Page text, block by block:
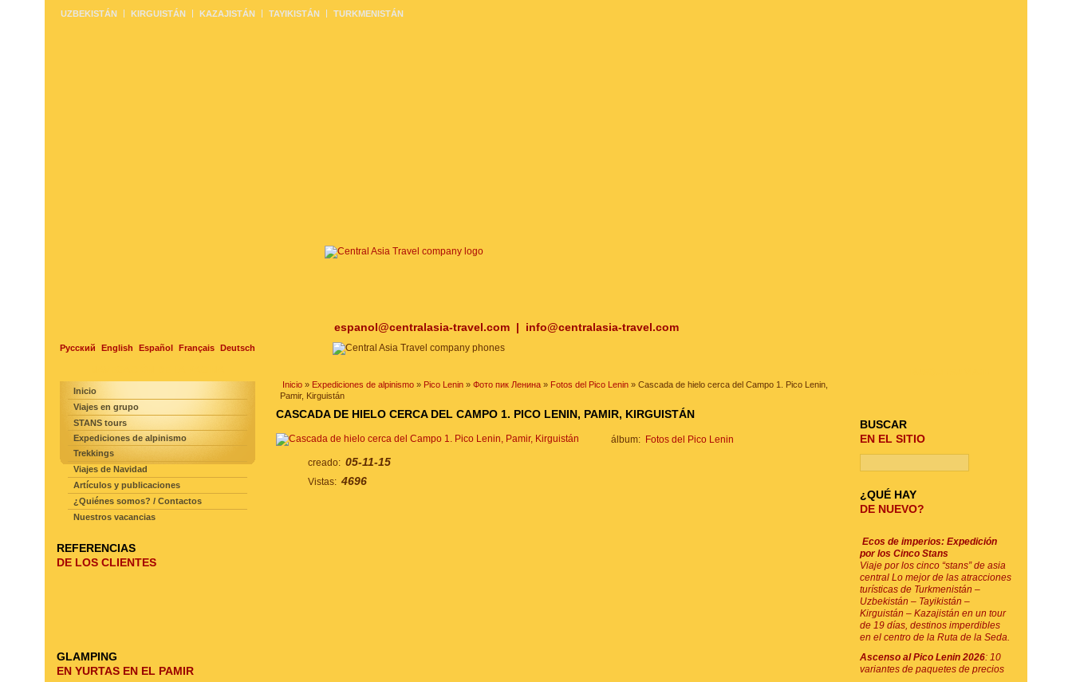
espanol@centralasia-travel.com | info@centralasia-travel.com
Русский English Español Français Deutsch
UZBEKISTÁN KIRGUISTÁN KAZAJISTÁN TAYIKISTÁN TURKMENISTÁN
Inicio » Expediciones de alpinismo » Pico Lenin » Фото пик Ленина » Fotos del Pico Lenin » Cascada de hielo cerca del Campo 1. Pico Lenin,
Pamir, Kirguistán
CASCADA DE HIELO CERCA DEL CAMPO 1. PICO LENIN, PAMIR, KIRGUISTÁN
álbum: Fotos del Pico Lenin
creado: 05-11-15
Vistas: 4696
Inicio
Viajes en grupo
STANS tours
Expediciones de alpinismo
Trekkings
Viajes de Navidad
Artículos y publicaciones
¿Quiénes somos? / Contactos
Nuestros vacancias
REFERENCIAS
DE LOS CLIENTES
GLAMPING
EN YURTAS EN EL PAMIR
BUSCAR
EN EL SITIO
¿QUÉ HAY
DE NUEVO?
Ecos de imperios: Expedición
por los Cinco Stans
Viaje por los cinco “stans” de asia
central Lo mejor de las atracciones
turísticas de Turkmenistán –
Uzbekistán – Tayikistán –
Kirguistán – Kazajistán en un tour
de 19 días, destinos imperdibles
en el centro de la Ruta de la Seda.
Ascenso al Pico Lenin 2026: 10
variantes de paquetes de precios